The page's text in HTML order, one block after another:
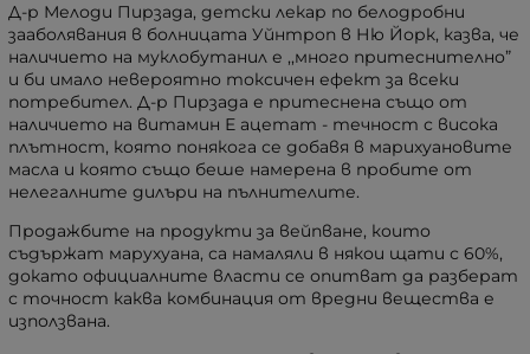
Д-р Мелоди Пирзада, детски лекар по белодробни
зааболявания в болницата Уйнтроп в Ню Йорк, казва, че
наличието на муклобутанил е ,,много притеснително”
и би имало невероятно токсичен ефект за всеки
потребител. Д-р Пирзада е притеснена също от
наличието на витамин Е ацетат - течност с висока
плътност, която понякога се добавя в марихуановите
масла и която също беше намерена в пробите от
нелегалните дилъри на пълнителите.
Продажбите на продукти за вейпване, които
съдържат марухуана, са намаляли в някои щати с 60%,
докато официалните власти се опитват да разберат
с точност каква комбинация от вредни вещества е
използвана.